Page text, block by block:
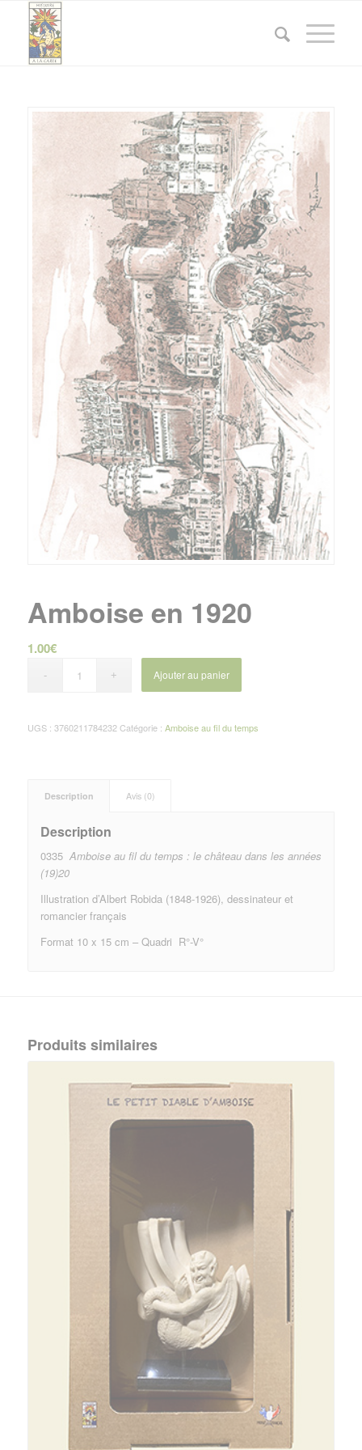
Amboise en 1920
1.00€
Ajouter au panier
UGS : 3760211784232 Catégorie : Amboise au fil du temps
Description Avis (0)
Description
0335 Amboise au fil du temps : le château dans les années
(19)20
Illustration d’Albert Robida (1848-1926), dessinateur et
romancier français
Format 10 x 15 cm – Quadri R°-V°
Produits similaires